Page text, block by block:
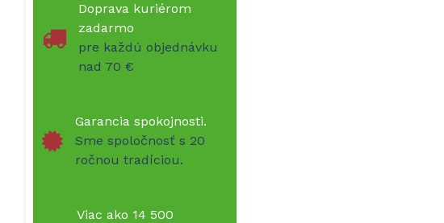
Doprava kuriérom
zadarmo
pre každú objednávku
nad 70 €
Garancia spokojnosti.
Sme spoločnosť s 20
ročnou tradíciou.
Viac ako 14 500